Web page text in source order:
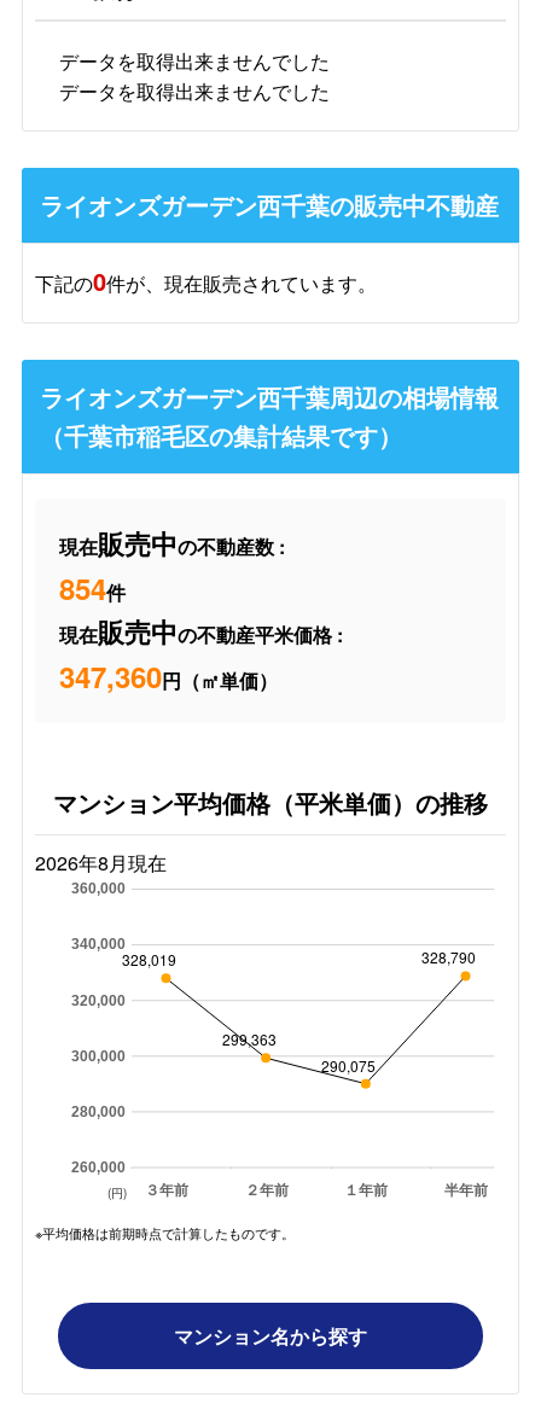
データを取得出来ませんでした
データを取得出来ませんでした
ライオンズガーデン西千葉の販売中不動産
下記の0件が、現在販売されています。
ライオンズガーデン西千葉周辺の相場情報
（千葉市稲毛区の集計結果です）
現在販売中の不動産数 :
854件
現在販売中の不動産平米価格 :
347,360円（㎡単価）
マンション平均価格（平米単価）の推移
2026年8月現在
３年前 ２年前 １年前 半年前
260,000
280,000
300,000
320,000
340,000
360,000
328,019
299,363
290,075
328,790
(円)
※平均価格は前期時点で計算したものです。
マンション名から探す